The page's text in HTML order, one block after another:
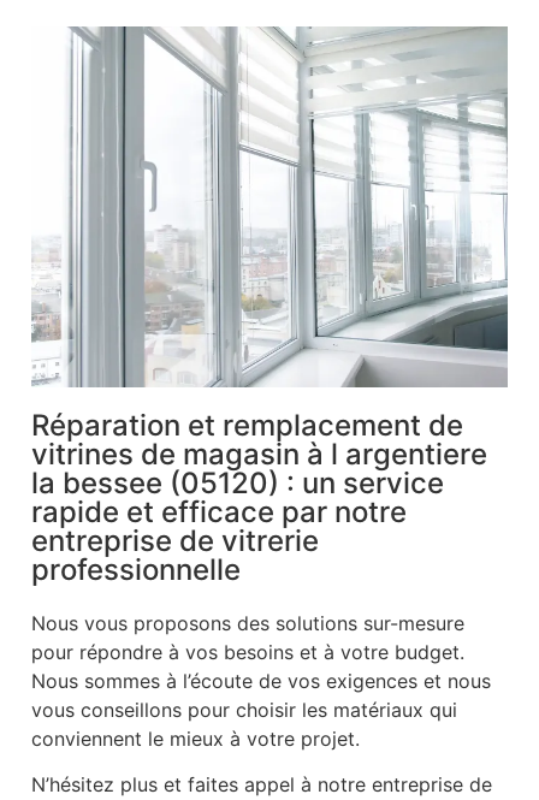
Réparation et remplacement de
vitrines de magasin à l argentiere
la bessee (05120) : un service
rapide et efficace par notre
entreprise de vitrerie
professionnelle
Nous vous proposons des solutions sur-mesure
pour répondre à vos besoins et à votre budget.
Nous sommes à l’écoute de vos exigences et nous
vous conseillons pour choisir les matériaux qui
conviennent le mieux à votre projet.
N’hésitez plus et faites appel à notre entreprise de